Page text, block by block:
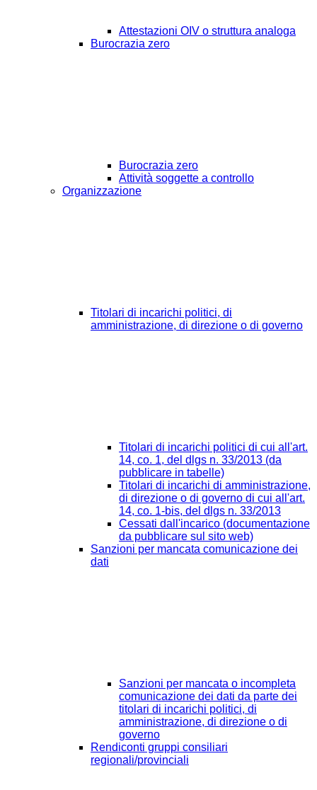
Attestazioni OIV o struttura analoga
Burocrazia zero
Burocrazia zero
Attività soggette a controllo
Organizzazione
Titolari di incarichi politici, di
amministrazione, di direzione o di governo
Titolari di incarichi politici di cui all'art.
14, co. 1, del dlgs n. 33/2013 (da
pubblicare in tabelle)
Titolari di incarichi di amministrazione,
di direzione o di governo di cui all'art.
14, co. 1-bis, del dlgs n. 33/2013
Cessati dall'incarico (documentazione
da pubblicare sul sito web)
Sanzioni per mancata comunicazione dei
dati
Sanzioni per mancata o incompleta
comunicazione dei dati da parte dei
titolari di incarichi politici, di
amministrazione, di direzione o di
governo
Rendiconti gruppi consiliari
regionali/provinciali